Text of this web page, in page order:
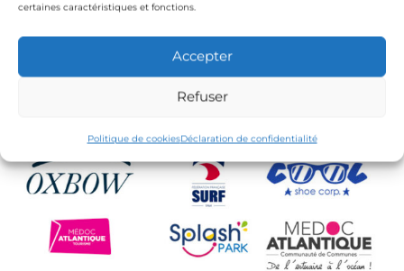
certaines caractéristiques et fonctions.
Accepter
Refuser
Politique de cookiesDéclaration de confidentialité